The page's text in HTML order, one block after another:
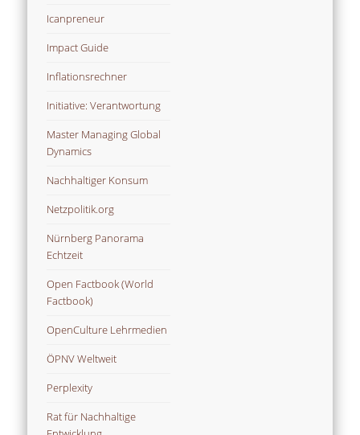
Icanpreneur
Impact Guide
Inflationsrechner
Initiative: Verantwortung
Master Managing Global
Dynamics
Nachhaltiger Konsum
Netzpolitik.org
Nürnberg Panorama
Echtzeit
Open Factbook (World
Factbook)
OpenCulture Lehrmedien
ÖPNV Weltweit
Perplexity
Rat für Nachhaltige